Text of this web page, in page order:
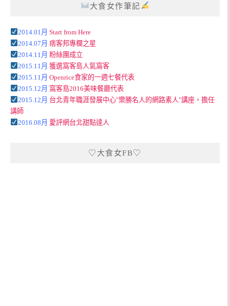
大食女作筆記
2014.01月 Start from Here
2014.07月 痞客邦專欄之星
2014.11月 粉絲團成立
2015.11月 獲選窩客島人氣窩客
2015.11月 Openrice食家的一週七餐代表
2015.12月 窩客島2016美味餐廳代表
2015.12月 台北青年職涯發展中心"樂勝名人的網路素人"講座，擔任
講師
2016.08月 愛評網台北甜點達人
♡大食女FB♡